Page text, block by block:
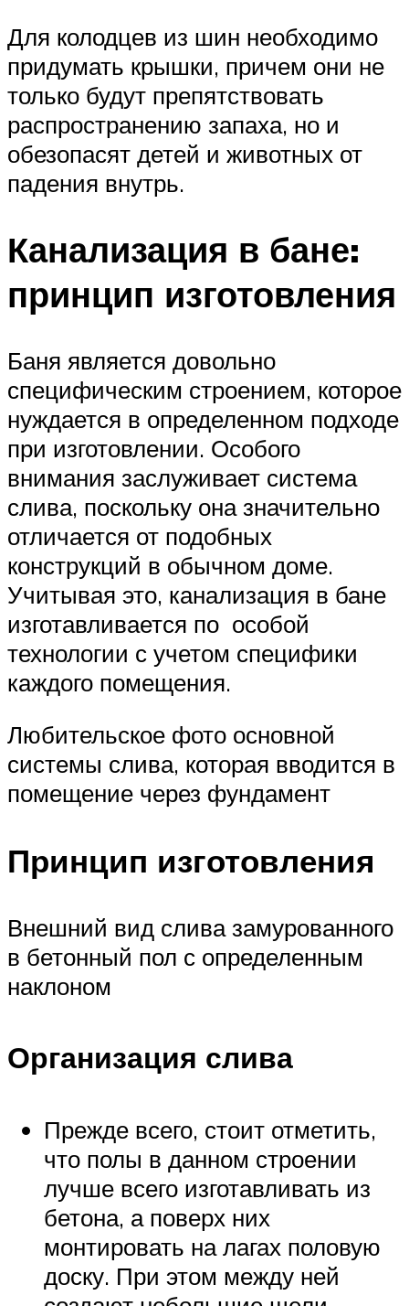
Для колодцев из шин необходимо
придумать крышки, причем они не
только будут препятствовать
распространению запаха, но и
обезопасят детей и животных от
падения внутрь.
Канализация в бане:
принцип изготовления
Баня является довольно
специфическим строением, которое
нуждается в определенном подходе
при изготовлении. Особого
внимания заслуживает система
слива, поскольку она значительно
отличается от подобных
конструкций в обычном доме.
Учитывая это, канализация в бане
изготавливается по особой
технологии с учетом специфики
каждого помещения.
Любительское фото основной
системы слива, которая вводится в
помещение через фундамент
Принцип изготовления
Внешний вид слива замурованного
в бетонный пол с определенным
наклоном
Организация слива
Прежде всего, стоит отметить,
что полы в данном строении
лучше всего изготавливать из
бетона, а поверх них
монтировать на лагах половую
доску. При этом между ней